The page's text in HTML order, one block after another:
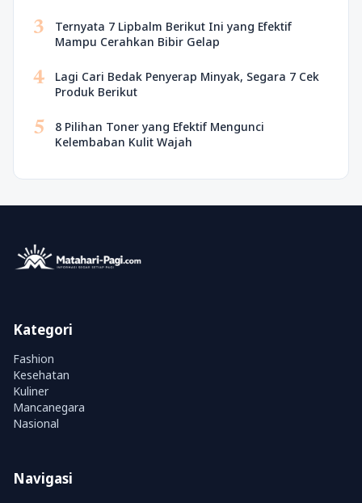
3
Ternyata 7 Lipbalm Berikut Ini yang Efektif
Mampu Cerahkan Bibir Gelap
4
Lagi Cari Bedak Penyerap Minyak, Segara 7 Cek
Produk Berikut
5
8 Pilihan Toner yang Efektif Mengunci
Kelembaban Kulit Wajah
Kategori
Fashion
Kesehatan
Kuliner
Mancanegara
Nasional
Navigasi